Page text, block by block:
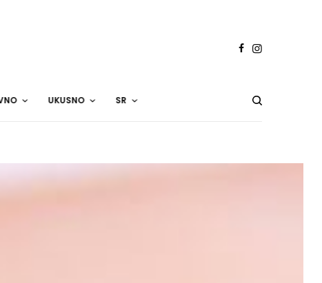
UKUSNO SR